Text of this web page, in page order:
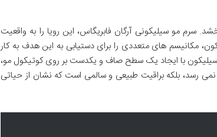
سرم مو سیلیکونی آرگان فابریگاس، این رویا را به واقعیت
مکانیسم های متعددی را برای دستیابی به این هدف به کار
با ایجاد یک سطح صاف و یکدست بر روی کوتیکول مو،
رسد، بلکه براقیت طبیعی و سالمی است که نشان از حیاتی